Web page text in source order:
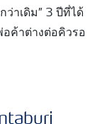
ว่าเดิม” 3 ปีที่ได้
อค้าต่างต่อคิวรอ